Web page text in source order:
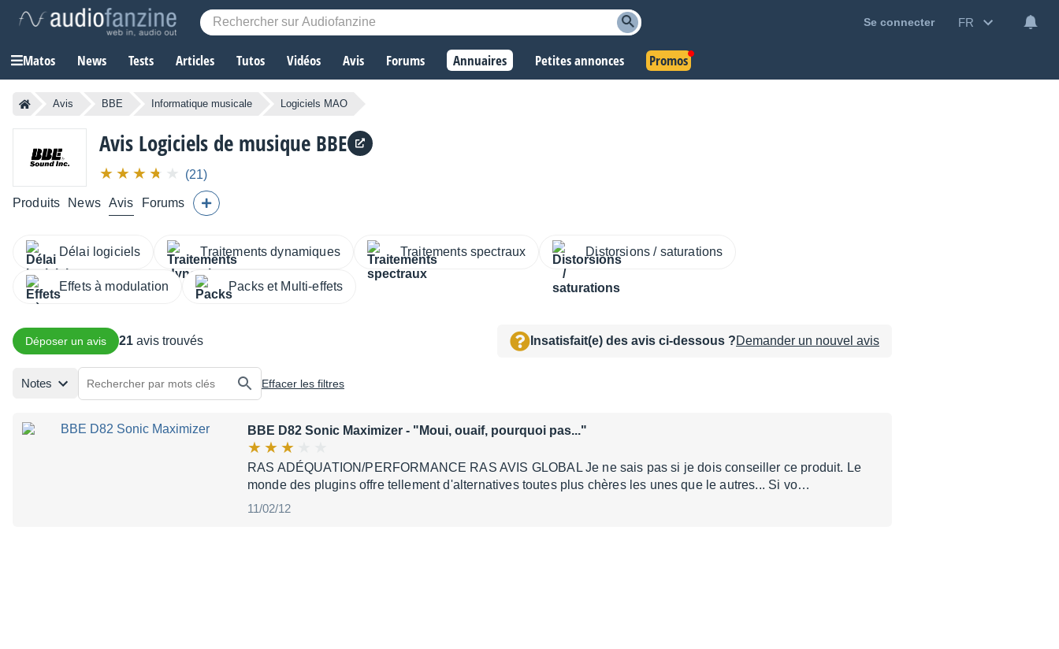
Se connecter FR
Matos News Tests Articles Tutos Vidéos Avis Forums Annuaires Petites annonces Promos
Avis BBE Informatique musicale Logiciels MAO
Avis Logiciels de musique BBE
(21)
Produits News Avis Forums
Délai logiciels Traitements dynamiques Traitements spectraux Distorsions / saturations
Effets à modulation Packs et Multi-effets
Déposer un avis 21 avis trouvés Insatisfait(e) des avis ci-dessous ?Demander un nouvel avis
Notes Effacer les filtres
BBE D82 Sonic Maximizer - "Moui, ouaif, pourquoi pas..."
RAS ADÉQUATION/PERFORMANCE RAS AVIS GLOBAL Je ne sais pas si je dois conseiller ce produit. Le
monde des plugins offre tellement d'alternatives toutes plus chères les unes que le autres... Si vo…
11/02/12